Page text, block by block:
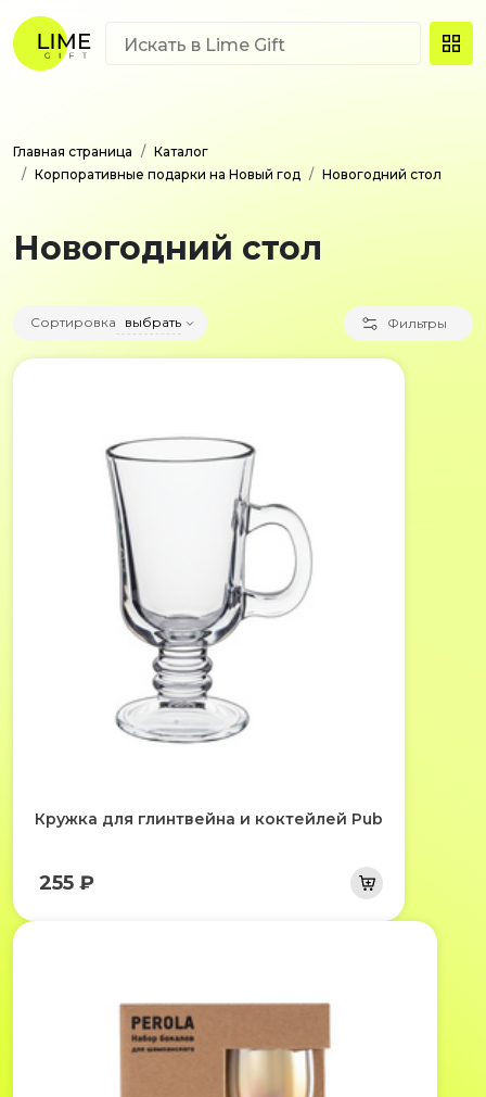
Главная страница
Каталог
Корпоративные подарки на Новый год
Новогодний стол
Новогодний стол
Сортировка выбрать Фильтры
Кружка для глинтвейна и коктейлей Pub
255 ₽